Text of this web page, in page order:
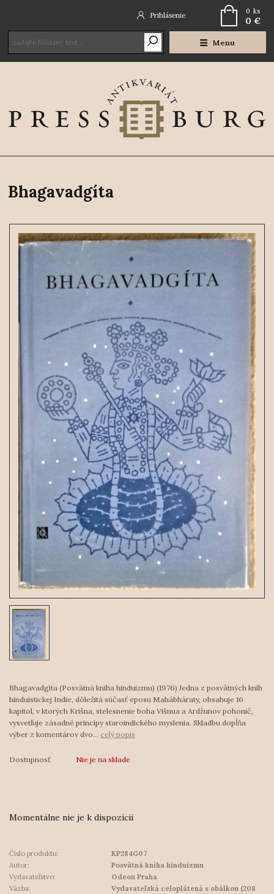
Menu
Prihlásenie 0 ks
0 €
Bhagavadgíta
Bhagavadgíta (Posvätná kniha hinduizmu) (1976) Jedna z posvätných kníh
hinduistickej Indie, dôležitá súčasť eposu Mahábháraty, obsahuje 16
kapitol, v ktorých Krišna, stelesnenie boha Višnua a Ardžunov pohonič,
vysvetľuje zásadné princípy staroindického myslenia. Skladbu dopĺňa
výber z komentárov dvo... celý popis
Dostupnosť Nie je na sklade
Momentálne nie je k dispozícii
Číslo produktu:
KP284G07
Autor:
Posvätná kniha hinduizmu
Vydavateľstvo:
Odeon Praha
Väzba:
Vydavateľská celoplátená s obálkou (208